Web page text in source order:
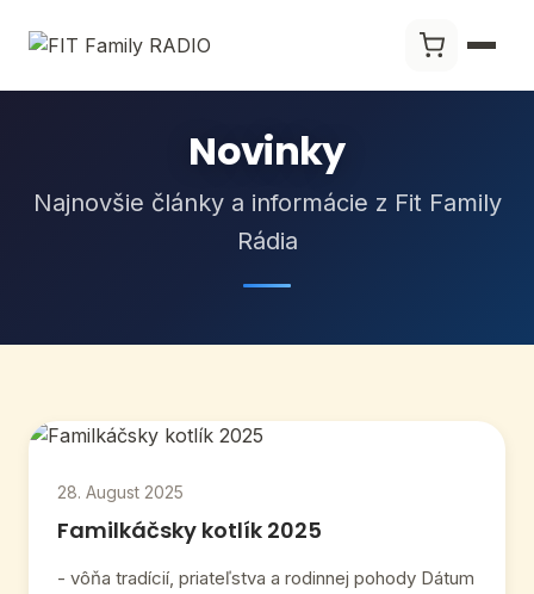
Novinky
Najnovšie články a informácie z Fit Family
Rádia
28. August 2025
Familkáčsky kotlík 2025
- vôňa tradícií, priateľstva a rodinnej pohody Dátum